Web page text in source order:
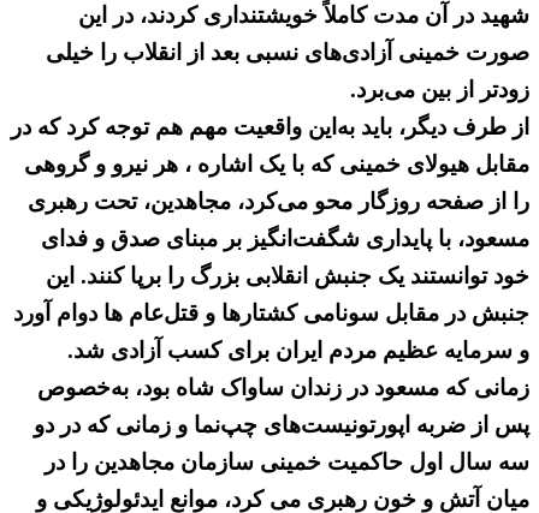
شهید در آن مدت کاملاً خویشتنداری کردند، در این
صورت خمینی آزادی‌های نسبی بعد از انقلاب را خیلی
زودتر از بین می‌برد.
از طرف دیگر، باید به‌این واقعیت مهم هم توجه کرد که در
مقابل هیولای خمینی که با یک اشاره ، هر نیرو و گروهی
را از صفحه روزگار محو می‌کرد، مجاهدین، تحت رهبری
مسعود، با پایداری شگفت‌انگیز بر مبنای صدق و فدای
خود توانستند یک جنبش انقلابی بزرگ را برپا کنند. این
جنبش در مقابل سونامی کشتارها و قتل‌عام ها دوام آورد
و سرمایه عظیم مردم ایران برای کسب آزادی شد.
زمانی که مسعود در زندان ساواک شاه بود، به‌خصوص
پس از ضربه اپورتونیست‌های چپ‌نما و زمانی که در دو
سه سال اول حاکمیت خمینی سازمان مجاهدین را در
میان آتش و خون رهبری می کرد، موانع ایدئولوژیکی و